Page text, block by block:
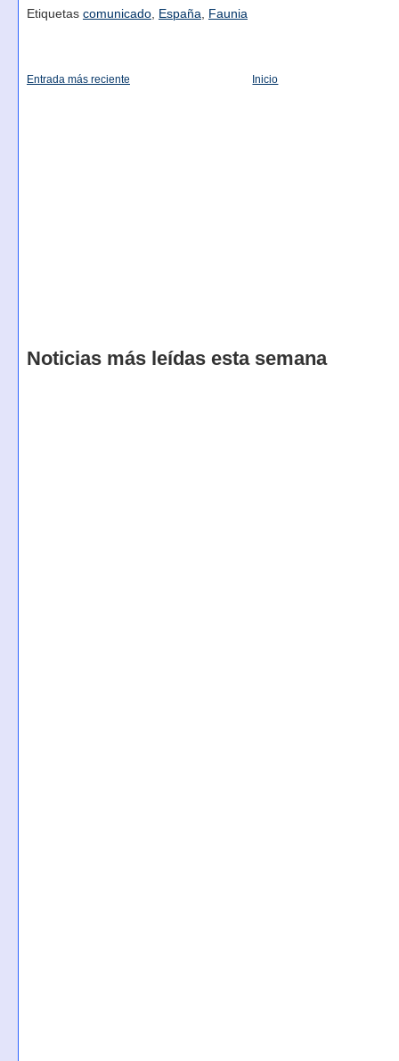
Etiquetas comunicado, España, Faunia
Entrada más reciente Inicio
Noticias más leídas esta semana